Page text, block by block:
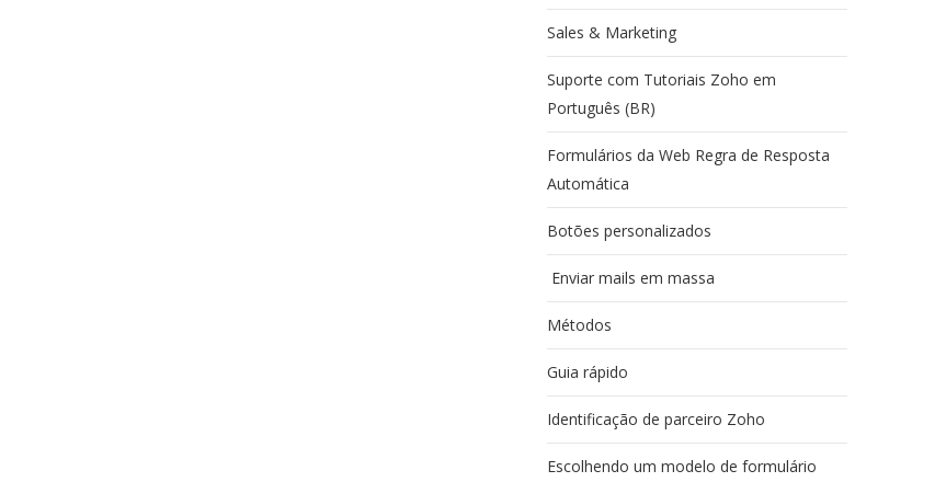
Sales & Marketing
Suporte com Tutoriais Zoho em
Português (BR)
Formulários da Web Regra de Resposta
Automática
Botões personalizados
Enviar mails em massa
Métodos
Guia rápido
Identificação de parceiro Zoho
Escolhendo um modelo de formulário